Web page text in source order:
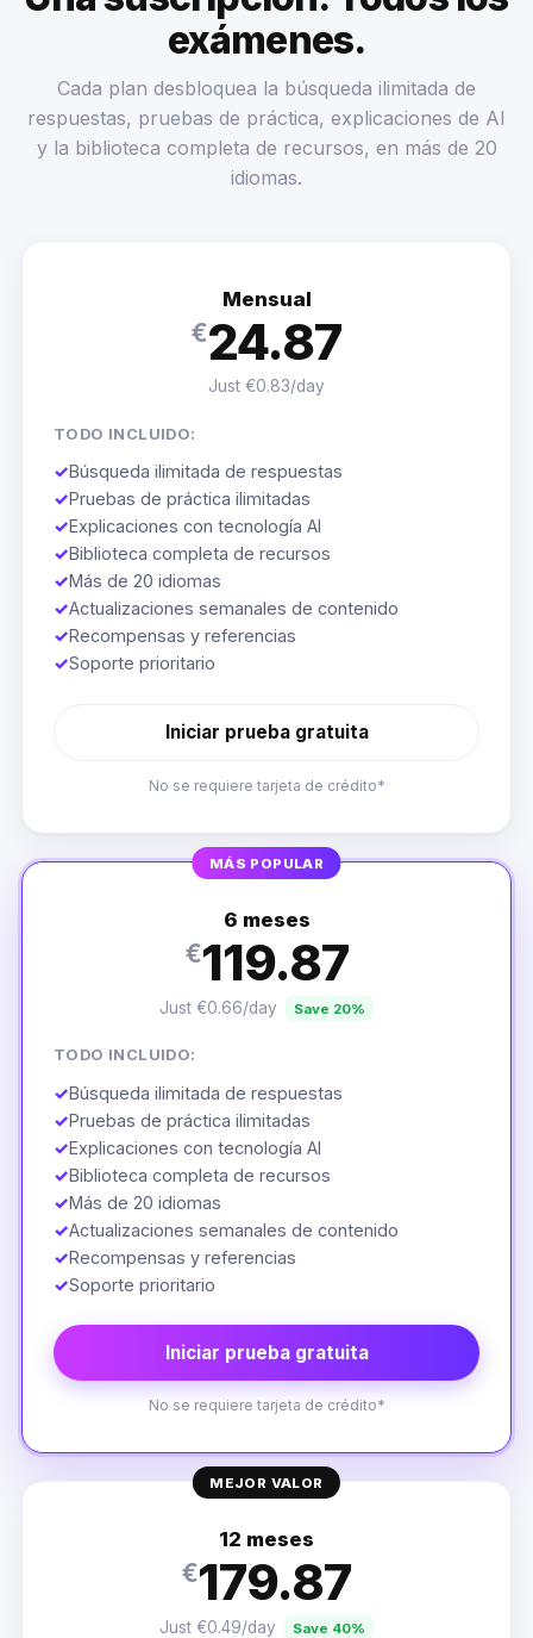
exámenes.
Cada plan desbloquea la búsqueda ilimitada de
respuestas, pruebas de práctica, explicaciones de AI
y la biblioteca completa de recursos, en más de 20
idiomas.
Mensual
€24.87
Just €0.83/day
TODO INCLUIDO:
✓Búsqueda ilimitada de respuestas
✓Pruebas de práctica ilimitadas
✓Explicaciones con tecnología AI
✓Biblioteca completa de recursos
✓Más de 20 idiomas
✓Actualizaciones semanales de contenido
✓Recompensas y referencias
✓Soporte prioritario
Iniciar prueba gratuita
No se requiere tarjeta de crédito*
MÁS POPULAR
6 meses
€119.87
Just €0.66/day Save 20%
TODO INCLUIDO:
✓Búsqueda ilimitada de respuestas
✓Pruebas de práctica ilimitadas
✓Explicaciones con tecnología AI
✓Biblioteca completa de recursos
✓Más de 20 idiomas
✓Actualizaciones semanales de contenido
✓Recompensas y referencias
✓Soporte prioritario
Iniciar prueba gratuita
No se requiere tarjeta de crédito*
MEJOR VALOR
12 meses
€179.87
Just €0.49/day Save 40%